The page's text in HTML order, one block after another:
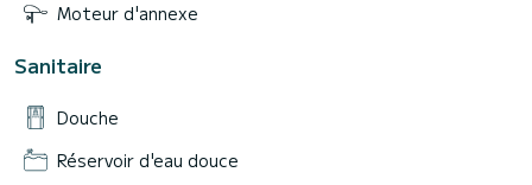
Moteur d'annexe
Sanitaire
Douche
Réservoir d'eau douce